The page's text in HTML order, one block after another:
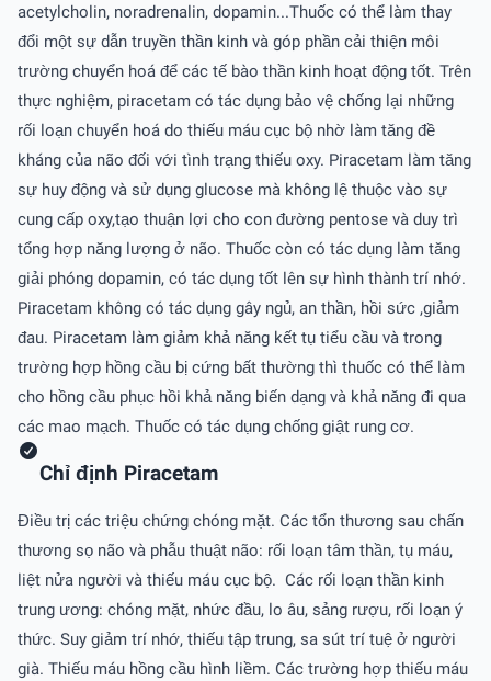
acetylcholin, noradrenalin, dopamin...Thuốc có thể làm thay
đổi một sự dẫn truyền thần kinh và góp phần cải thiện môi
trường chuyển hoá để các tế bào thần kinh hoạt động tốt. Trên
thực nghiệm, piracetam có tác dụng bảo vệ chống lại những
rối loạn chuyển hoá do thiếu máu cục bộ nhờ làm tăng đề
kháng của não đối với tình trạng thiếu oxy. Piracetam làm tăng
sự huy động và sử dụng glucose mà không lệ thuộc vào sự
cung cấp oxy,tạo thuận lợi cho con đường pentose và duy trì
tổng hợp năng lượng ở não. Thuốc còn có tác dụng làm tăng
giải phóng dopamin, có tác dụng tốt lên sự hình thành trí nhớ.
Piracetam không có tác dụng gây ngủ, an thần, hồi sức ,giảm
đau. Piracetam làm giảm khả năng kết tụ tiểu cầu và trong
trường hợp hồng cầu bị cứng bất thường thì thuốc có thể làm
cho hồng cầu phục hồi khả năng biến dạng và khả năng đi qua
các mao mạch. Thuốc có tác dụng chống giật rung cơ.
Chỉ định Piracetam
Điều trị các triệu chứng chóng mặt. Các tổn thương sau chấn
thương sọ não và phẫu thuật não: rối loạn tâm thần, tụ máu,
liệt nửa người và thiếu máu cục bộ. Các rối loạn thần kinh
trung ương: chóng mặt, nhức đầu, lo âu, sảng rượu, rối loạn ý
thức. Suy giảm trí nhớ, thiếu tập trung, sa sút trí tuệ ở người
già. Thiếu máu hồng cầu hình liềm. Các trường hợp thiếu máu